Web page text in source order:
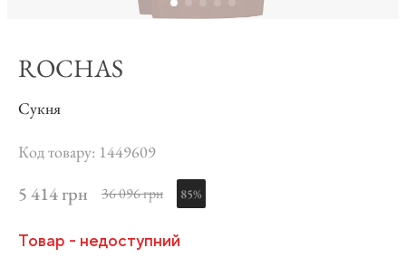
ROCHAS
Сукня
Код товару: 1449609
5 414 грн 36 096 грн 85%
Товар - недоступний